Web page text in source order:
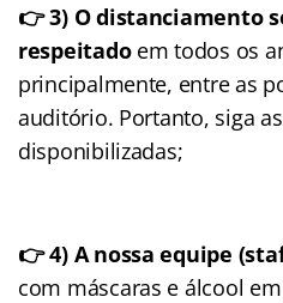
👉 3) O distanciamento
respeitadoem todos os
principalmente, entre as
auditório. Portanto, siga
disponibilizadas;
👉 4) A nossa equipe
com máscaras e álcool